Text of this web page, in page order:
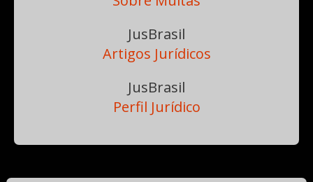
JusBrasil
Artigos Jurídicos
JusBrasil
Perfil Jurídico